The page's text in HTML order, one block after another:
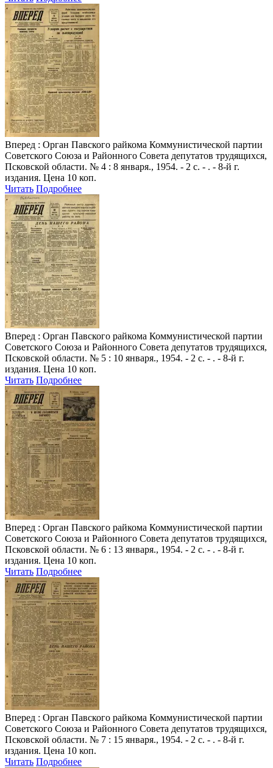
Вперед : Орган Павского райкома Коммунистической партии
Советского Союза и Районного Совета депутатов трудящихся,
Псковской области. № 4 : 8 января., 1954. - 2 с. - . - 8-й г.
издания. Цена 10 коп.
Читать Подробнее
Вперед : Орган Павского райкома Коммунистической партии
Советского Союза и Районного Совета депутатов трудящихся,
Псковской области. № 5 : 10 января., 1954. - 2 с. - . - 8-й г.
издания. Цена 10 коп.
Читать Подробнее
Вперед : Орган Павского райкома Коммунистической партии
Советского Союза и Районного Совета депутатов трудящихся,
Псковской области. № 6 : 13 января., 1954. - 2 с. - . - 8-й г.
издания. Цена 10 коп.
Читать Подробнее
Вперед : Орган Павского райкома Коммунистической партии
Советского Союза и Районного Совета депутатов трудящихся,
Псковской области. № 7 : 15 января., 1954. - 2 с. - . - 8-й г.
издания. Цена 10 коп.
Читать Подробнее